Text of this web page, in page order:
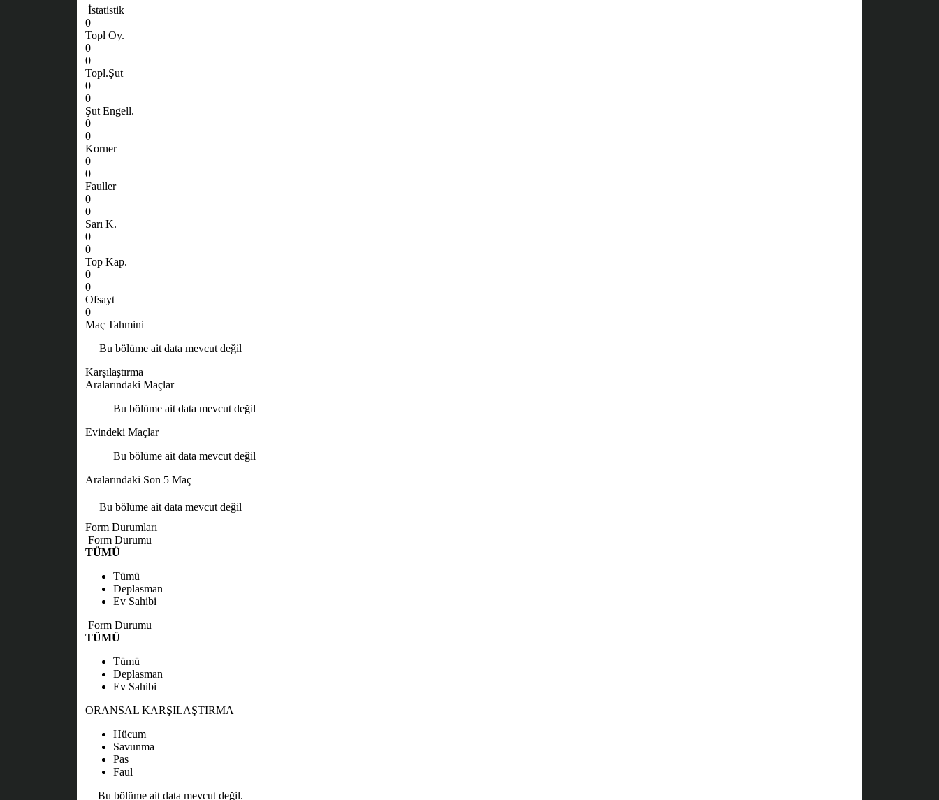
İstatistik
0
Topl Oy.
0
0
Topl.Şut
0
0
Şut Engell.
0
0
Korner
0
0
Fauller
0
0
Sarı K.
0
0
Top Kap.
0
0
Ofsayt
0
Maç Tahmini
Bu bölüme ait data mevcut değil
Karşılaştırma
Aralarındaki Maçlar
Bu bölüme ait data mevcut değil
Evindeki Maçlar
Bu bölüme ait data mevcut değil
Aralarındaki Son 5 Maç
Bu bölüme ait data mevcut değil
Form Durumları
Form Durumu
TÜMÜ
Tümü
Deplasman
Ev Sahibi
Form Durumu
TÜMÜ
Tümü
Deplasman
Ev Sahibi
ORANSAL KARŞILAŞTIRMA
Hücum
Savunma
Pas
Faul
Bu bölüme ait data mevcut değil.